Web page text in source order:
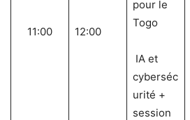
11:00 12:00
pour le
Togo
IA et
cyberséc
urité +
session